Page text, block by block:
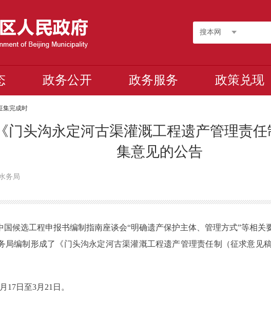
搜本网
政务公开 政务服务 政策兑现
集完成时
门头沟永定河古渠灌溉工程遗产管理责
集意见的公告
务局
国候选工程申报书编制指南座谈会“明确遗产保护主体、管理方式”等相
局编制形成了《门头沟永定河古渠灌溉工程遗产管理责任制（征求意见稿
月 1 7日至3月 21 日。